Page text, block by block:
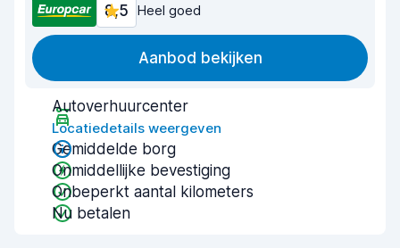
8,5 Heel goed
Aanbod bekijken
Autoverhuurcenter
Locatiedetails weergeven
Gemiddelde borg
Onmiddellijke bevestiging
Onbeperkt aantal kilometers
Nu betalen